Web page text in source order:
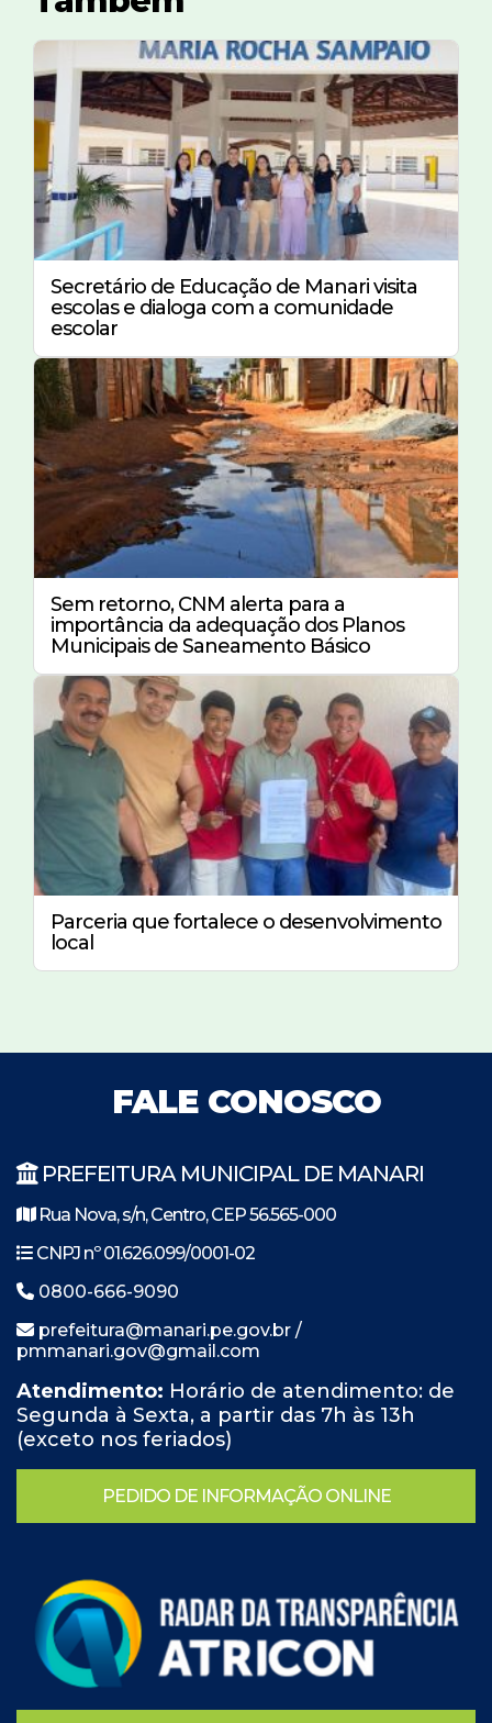
Secretário de Educação de Manari visita
escolas e dialoga com a comunidade
escolar
Sem retorno, CNM alerta para a
importância da adequação dos Planos
Municipais de Saneamento Básico
Parceria que fortalece o desenvolvimento
local
FALE CONOSCO
PREFEITURA MUNICIPAL DE MANARI
Rua Nova, s/n, Centro, CEP 56.565-000
CNPJ nº 01.626.099/0001-02
0800-666-9090
prefeitura@manari.pe.gov.br /
pmmanari.gov@gmail.com
Atendimento: Horário de atendimento: de
Segunda à Sexta, a partir das 7h às 13h
(exceto nos feriados)
PEDIDO DE INFORMAÇÃO ONLINE